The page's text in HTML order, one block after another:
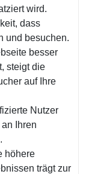
wird.
dass
und besuchen.
besser
steigt die
auf Ihre
Nutzer
Ihren
höhere
trägt zur